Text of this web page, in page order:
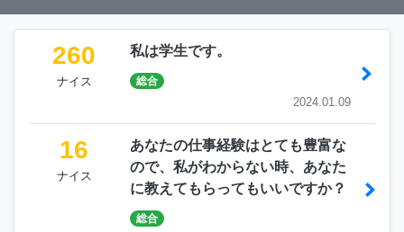
260
ナイス
私は学生です。
総合
2024.01.09
16
ナイス
あなたの仕事経験はとても豊富な
ので、私がわからない時、あなた
に教えてもらってもいいですか？
総合